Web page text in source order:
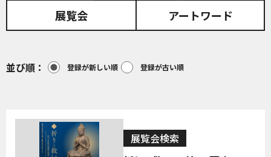
展覧会
アートワード
並び順 登録が新しい順 登録が古い順
展覧会検索